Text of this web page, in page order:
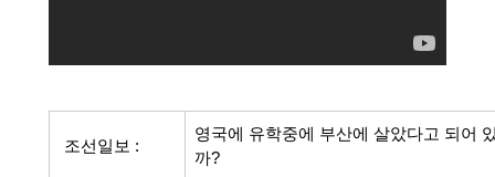
조선일보 :
영국에 유학중에 부산에 살았다고 되어
까?